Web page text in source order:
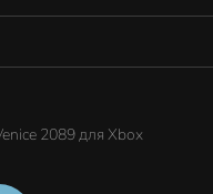
2089 для Xbox